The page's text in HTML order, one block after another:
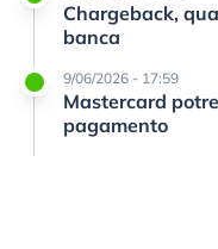
Chargeback,
banca
9/06/2026 - 17:59
Mastercard
pagamento